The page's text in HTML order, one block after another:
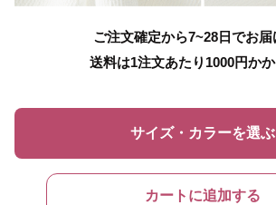
ご注文確定から7~28日でお届
送料は1注文あたり 1000円か
サイズ・カラーを選ぶ
カートに追加する